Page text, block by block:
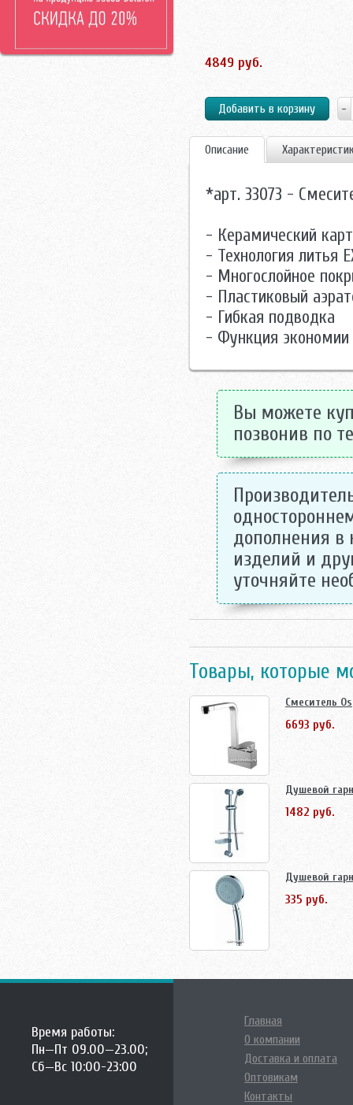
4849 руб.
Описание
*арт. 33073 -
- Керамический
- Технология литья
- Многослойное
- Пластиковый
- Гибкая подводка
- Функция
Вы можете
позвонив по
дополнения
изделий и
уточняйте
Товары, которые
Смеситель
6693 руб.
Душевой
1482 руб.
Душевой
335 руб.
Время работы:
Пн—Пт 09.00—23.00;
Сб—Вс 10:00-23:00
Главная
О компании
Доставка и оплата
Оптовикам
Контакты